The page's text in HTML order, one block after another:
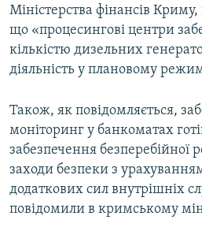
Міністерства фінансів
що «процесингові центри
кількістю дизельних
діяльність у плановому
Також, як повідомляється,
моніторинг у банкоматах
забезпечення безперебійної
заходи безпеки з
додаткових сил внутрішніх
повідомили в кримському